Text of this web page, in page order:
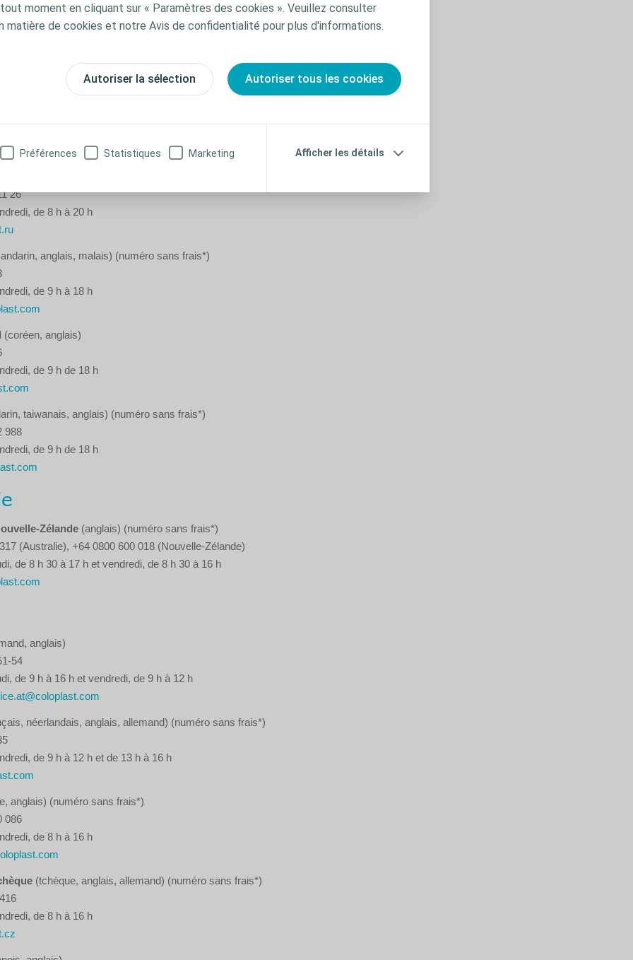
moment en cliquant sur « Paramètres des cookies ». Veuillez consulter
matière de cookies et notre Avis de confidentialité pour plus d'informations.
Autoriser la sélection Autoriser tous les cookies
Préférences Statistiques Marketing Afficher les détails
(numéro sans frais*)
Sri Lanka, Thaïlande(mandarin, anglais, malais)
26
de 8 h à 20 h
anglais, malais) (numéro sans frais*)
de 9 h à 18 h
(coréen, anglais)
de 9 h de 18 h
taiwanais, anglais) (numéro sans frais*)
988
de 9 h de 18 h
Zélande (anglais) (numéro sans frais*)
(Australie), +64 0800 600 018 (Nouvelle-Zélande)
de 8 h 30 à 17 h et vendredi, de 8 h 30 à 16 h
anglais)
54
de 9 h à 16 h et vendredi, de 9 h à 12 h
néerlandais, anglais, allemand) (numéro sans frais*)
de 9 h à 12 h et de 13 h à 16 h
anglais) (numéro sans frais*)
086
de 8 h à 16 h
(tchèque, anglais, allemand) (numéro sans frais*)
de 8 h à 16 h